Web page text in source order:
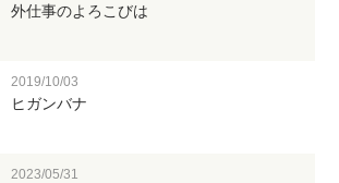
外仕事のよろこびは
2019/10/03
ヒガンバナ
2023/05/31